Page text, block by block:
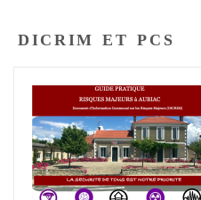
dicrim et pcs